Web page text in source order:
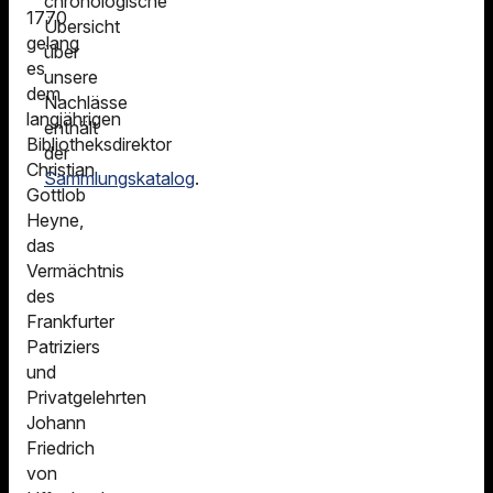
1770
gelang
es
dem
langjährigen
Bibliotheksdirektor
Christian
Gottlob
Heyne,
das
Vermächtnis
des
Frankfurter
Patriziers
und
Privatgelehrten
Johann
Friedrich
von
Übersicht
über
unsere
Nachlässe
enthält
der
Sammlungskatalog.